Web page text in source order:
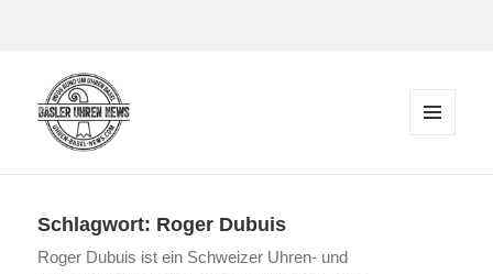
Schlagwort: Roger Dubuis
Roger Dubuis ist ein Schweizer Uhren- und